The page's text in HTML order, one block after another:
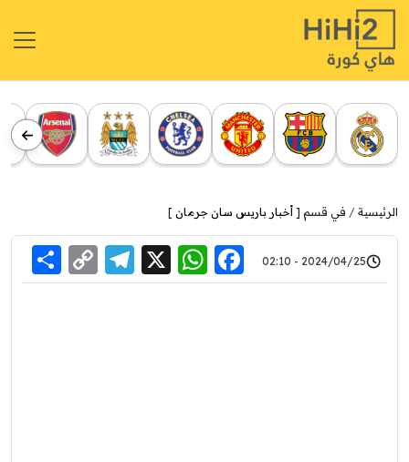
الرئيسية في قسم [ أخبار باريس سان جرمان ]
2024/04/25 - 02:10
Facebook
WhatsApp
X
Link